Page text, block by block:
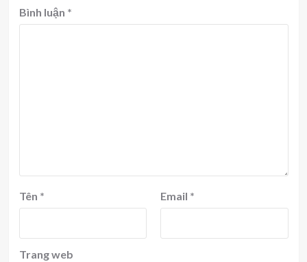
Bình luận *
Tên * Email *
Trang web